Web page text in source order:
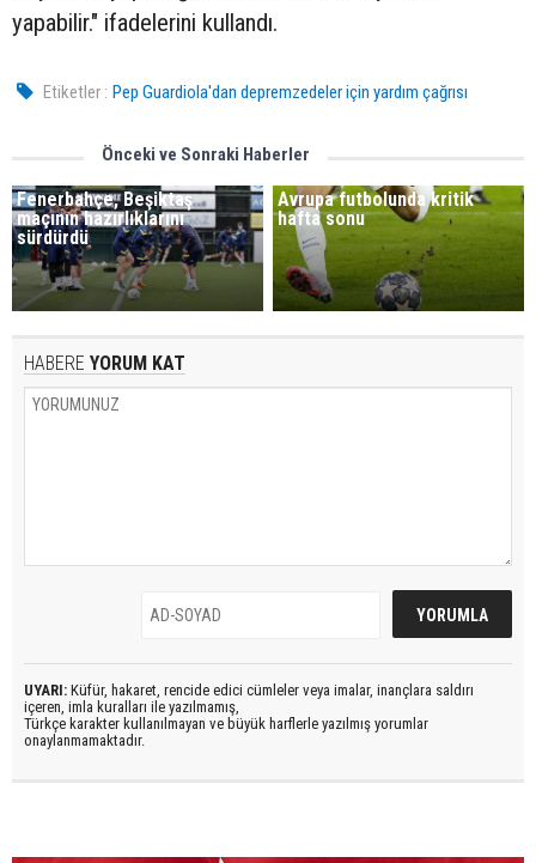
yapabilir." ifadelerini kullandı.
Etiketler : Pep Guardiola'dan depremzedeler için yardım çağrısı
Önceki ve Sonraki Haberler
Fenerbahçe, Beşiktaş
maçının hazırlıklarını
sürdürdü
Avrupa futbolunda kritik
hafta sonu
HABERE YORUM KAT
UYARI: Küfür, hakaret, rencide edici cümleler veya imalar, inançlara saldırı
içeren, imla kuralları ile yazılmamış,
Türkçe karakter kullanılmayan ve büyük harflerle yazılmış yorumlar
onaylanmamaktadır.